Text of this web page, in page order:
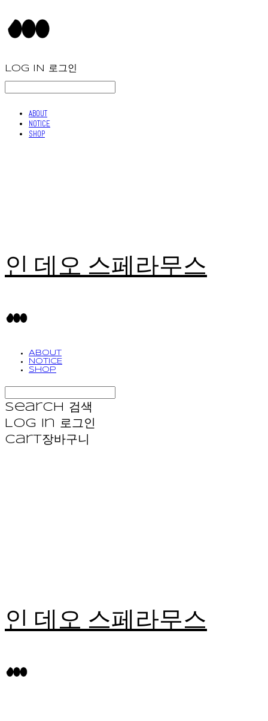
LOG IN 로그인
ABOUT
NOTICE
SHOP
인 데오 스페라무스
ABOUT
NOTICE
SHOP
Search
검색
Log In 로그인
Cart장바구니
인 데오 스페라무스